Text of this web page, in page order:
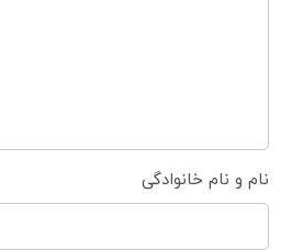
نام و نام خانوادگی